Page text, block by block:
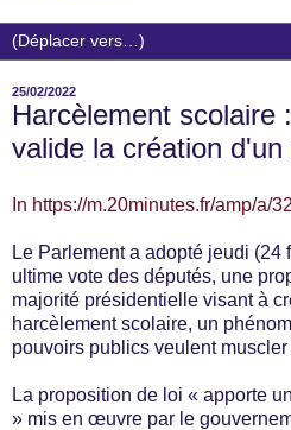
25/02/2022
Harcèlement scolaire
valide la création
In https://m.20minutes.fr/amp/a/
Le Parlement a adopté jeudi (24
ultime vote des députés, une
majorité présidentielle visant à
harcèlement scolaire, un
pouvoirs publics veulent
La proposition de loi « apporte
» mis en œuvre par le